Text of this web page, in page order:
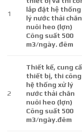
1
lắp đặt hệ
lý nước thải chăn
nuôi heo (lợn)
Công suất 500
m3/ngày. đêm
2
Thiết kế, cung
thiết bị, thi công
hệ thống xử lý
nước thải chăn
nuôi heo (lợn)
Công suất 500
m3/ngày.đêm